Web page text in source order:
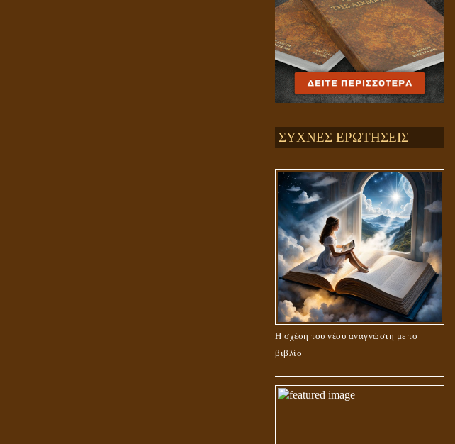
ΣΥΧΝΕΣ ΕΡΩΤΗΣΕΙΣ
Η σχέση του νέου αναγνώστη με το
βιβλίο